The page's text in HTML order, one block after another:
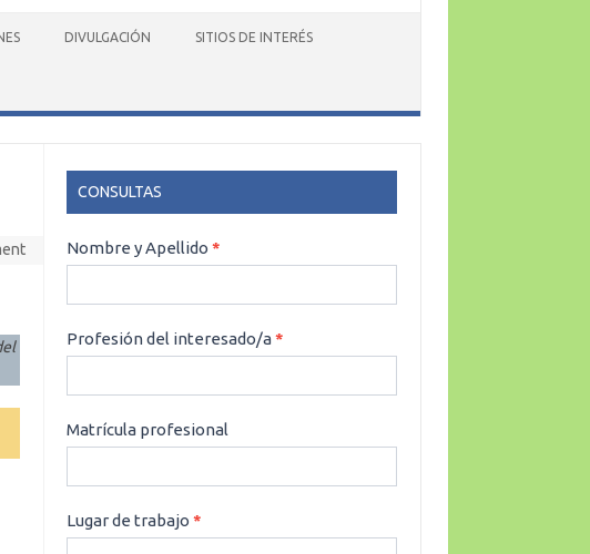
DIVULGACIÓN SITIOS DE INTERÉS
CONSULTAS
CONSULTAS
Nombre y Apellido*
Profesión del interesado/a*
Matrícula profesional
Lugar de trabajo*